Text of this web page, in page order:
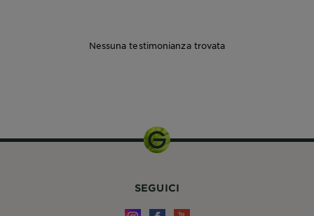
Nessuna testimonianza trovata
SEGUICI